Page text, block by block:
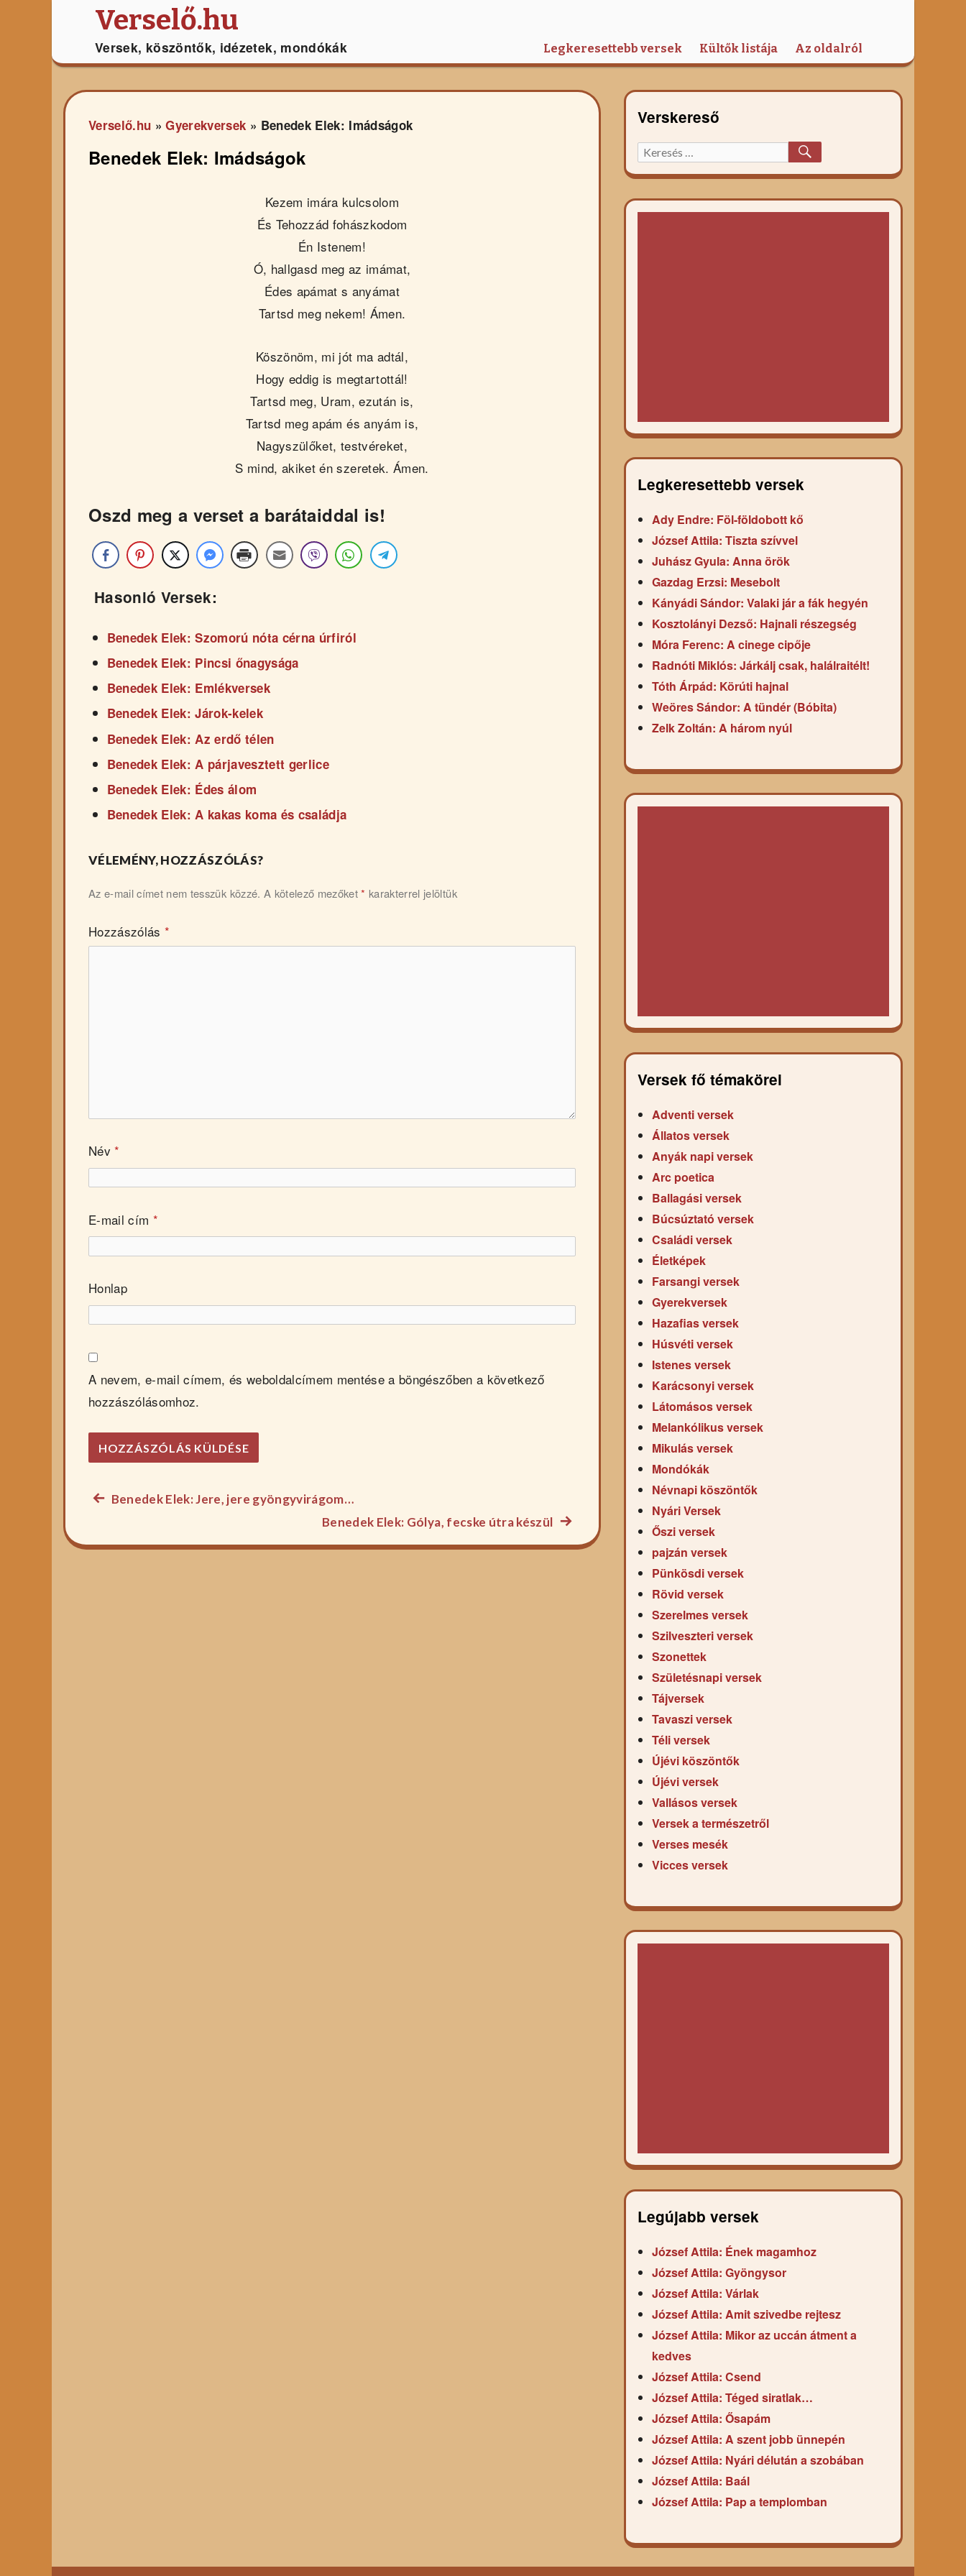
Verselő.hu
Versek, köszöntők, idézetek, mondókák Legkeresettebb versek Kültők listája Az oldalról
Verselő.hu »Gyerekversek » Benedek Elek: Imádságok
Benedek Elek: Imádságok
Kezem imára kulcsolom
És Tehozzád fohászkodom
Én Istenem!
Ó, hallgasd meg az imámat,
Édes apámat s anyámat
Tartsd meg nekem! Ámen.
Köszönöm, mi jót ma adtál,
Hogy eddig is megtartottál!
Tartsd meg, Uram, ezután is,
Tartsd meg apám és anyám is,
Nagyszülőket, testvéreket,
S mind, akiket én szeretek. Ámen.
Oszd meg a verset a barátaiddal is!
Hasonló Versek:
Benedek Elek: Szomorú nóta cérna úrfiról
Benedek Elek: Pincsi őnagysága
Benedek Elek: Emlékversek
Benedek Elek: Járok-kelek
Benedek Elek: Az erdő télen
Benedek Elek: A párjavesztett gerlice
Benedek Elek: Édes álom
Benedek Elek: A kakas koma és családja
VÉLEMÉNY, HOZZÁSZÓLÁS?
Az e-mail címet nem tesszük közzé. A kötelező mezőket* karakterrel jelöltük
Hozzászólás *
Név *
E-mail cím *
Honlap
A nevem, e-mail címem, és weboldalcímem mentése a böngészőben a következő
hozzászólásomhoz.
Bejegyzés
Előző
recept:
Benedek Elek: Jere, jere gyöngyvirágom…
Benedek Elek: Gólya, fecske útra készül Következő
főzelék
Verskereső
Keresett
főzelék
Legkeresettebb versek
Ady Endre: Föl-földobott kő
József Attila: Tiszta szívvel
Juhász Gyula: Anna örök
Gazdag Erzsi: Mesebolt
Kányádi Sándor: Valaki jár a fák hegyén
Kosztolányi Dezső: Hajnali részegség
Móra Ferenc: A cinege cipője
Radnóti Miklós: Járkálj csak, halálraitélt!
Tóth Árpád: Körúti hajnal
Weöres Sándor: A tündér (Bóbita)
Zelk Zoltán: A három nyúl
Versek fő témakörei
Adventi versek
Állatos versek
Anyák napi versek
Arc poetica
Ballagási versek
Búcsúztató versek
Családi versek
Életképek
Farsangi versek
Gyerekversek
Hazafias versek
Húsvéti versek
Istenes versek
Karácsonyi versek
Látomásos versek
Melankólikus versek
Mikulás versek
Mondókák
Névnapi köszöntők
Nyári Versek
Őszi versek
pajzán versek
Pünkösdi versek
Rövid versek
Szerelmes versek
Szilveszteri versek
Szonettek
Születésnapi versek
Tájversek
Tavaszi versek
Téli versek
Újévi köszöntők
Újévi versek
Vallásos versek
Versek a természetről
Verses mesék
Vicces versek
Legújabb versek
József Attila: Ének magamhoz
József Attila: Gyöngysor
József Attila: Várlak
József Attila: Amit szivedbe rejtesz
József Attila: Mikor az uccán átment a
kedves
József Attila: Csend
József Attila: Téged siratlak…
József Attila: Ősapám
József Attila: A szent jobb ünnepén
József Attila: Nyári délután a szobában
József Attila: Baál
József Attila: Pap a templomban